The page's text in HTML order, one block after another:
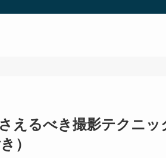
えるべき撮影テクニッ
）